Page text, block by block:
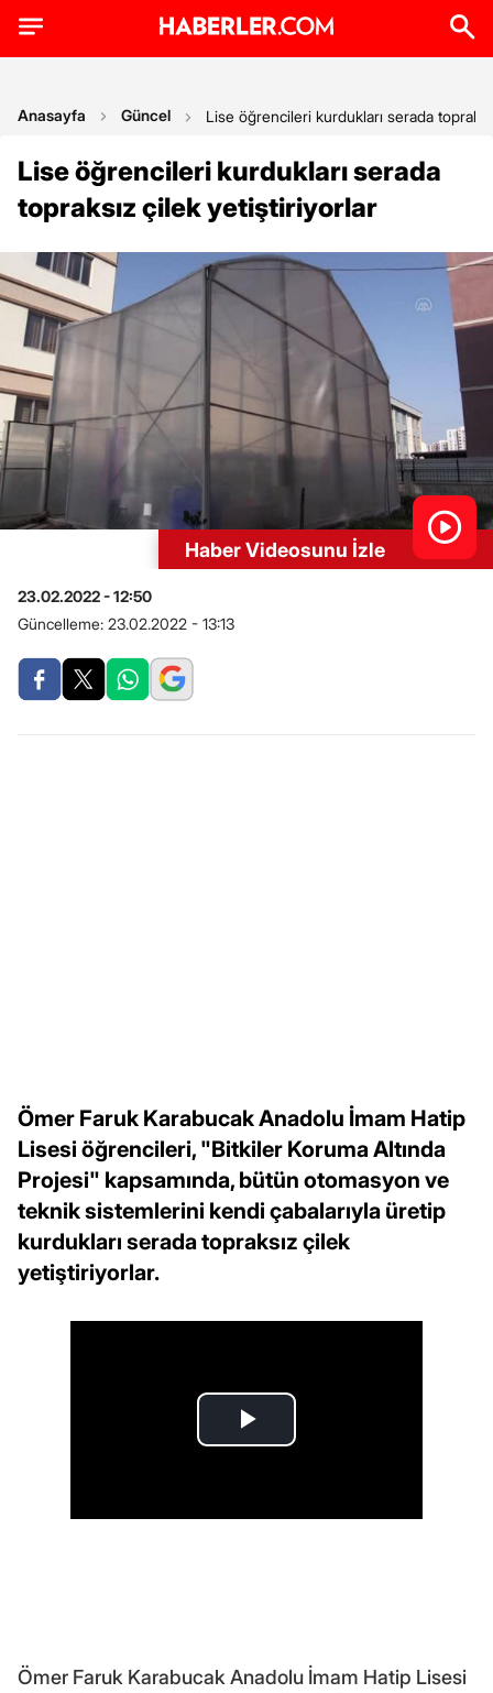
Anasayfa Güncel Lise öğrencileri kurdukları serada
Lise öğrencileri kurdukları serada
topraksız çilek yetiştiriyorlar
Haber Videosunu İzle
23.02.2022 - 12:50
Güncelleme: 23.02.2022 - 13:13
Ömer Faruk Karabucak Anadolu İmam Hatip
Lisesi öğrencileri, "Bitkiler Koruma Altında
Projesi" kapsamında, bütün otomasyon ve
teknik sistemlerini kendi çabalarıyla üretip
kurdukları serada topraksız çilek
yetiştiriyorlar.
Ömer Faruk Karabucak Anadolu İmam Hatip Lisesi